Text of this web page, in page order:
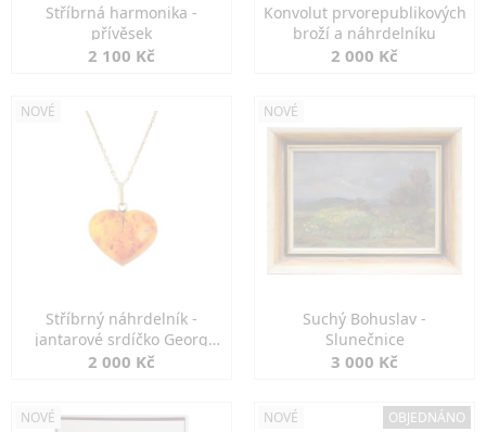
Stříbrná harmonika -
přívěsek
2 100 Kč
Konvolut prvorepublikových
broží a náhrdelníku
2 000 Kč
NOVÉ
Stříbrný náhrdelník -
jantarové srdíčko Georg
Kramer
2 000 Kč
NOVÉ
Suchý Bohuslav -
Slunečnice
3 000 Kč
NOVÉ NOVÉ OBJEDNÁNO